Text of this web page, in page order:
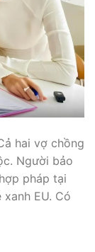
hai vợ chồng
Người bảo
pháp tại
EU. Có